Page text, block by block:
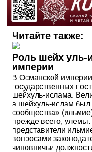
Читайте также:
Роль шейх уль-
империи
В Османской
государственных
шейхуль-ислама.
а шейхуль-ислам был
сообщества»
прежде всего,
представители
вопросами
чиновничьи